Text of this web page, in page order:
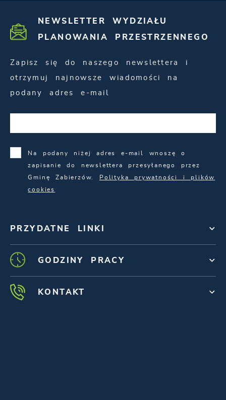
PRZYDATNE LINKI
NEWSLETTER WYDZIAŁU
PLANOWANIA PRZESTRZENNEGO
Zapisz się do naszego newslettera i
otrzymuj najnowsze wiadomości na
podany adres e-mail
Na podany niżej adres e-mail wnoszę o
zapisanie do newslettera przesyłanego przez
Gminę Zabierzów.
Polityka prywatności i plików
cookies
GODZINY PRACY
KONTAKT